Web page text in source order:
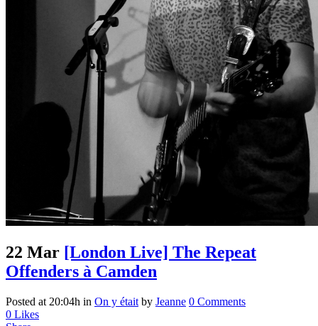
22 Mar [London Live] The Repeat
Offenders à Camden
Posted at 20:04h in On y était by Jeanne 0 Comments
0 Likes